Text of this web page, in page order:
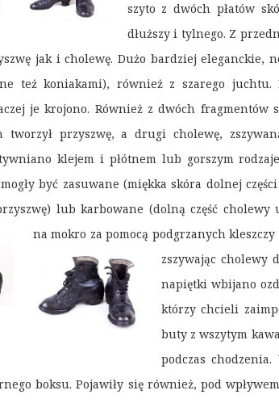
szyto z dwóch płatów
dłuższy i tylnego. Z
jak i cholewę. Dużo bardziej eleganckie,
też koniakami), również z szarego juchtu.
je krojono. Również z dwóch fragmentów
przyszwę, a drugi cholewę,
klejem i płótnem lub gorszym
być zasuwane (miękka skóra dolnej
lub karbowane (dolną część cholewy
na mokro za pomocą podgrzanych
zszywając cholewy
napiętki wbijano
którzy chcieli
buty z wszytym
podczas
boksu. Pojawiły się również, pod